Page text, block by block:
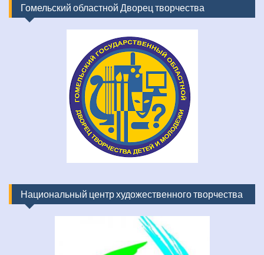
Гомельский областной Дворец творчества
Национальный центр художественного творчества